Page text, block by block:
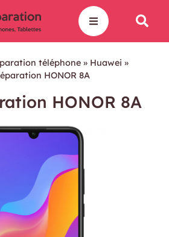
téléphone » Huawei »
HONOR 8A
HONOR 8A